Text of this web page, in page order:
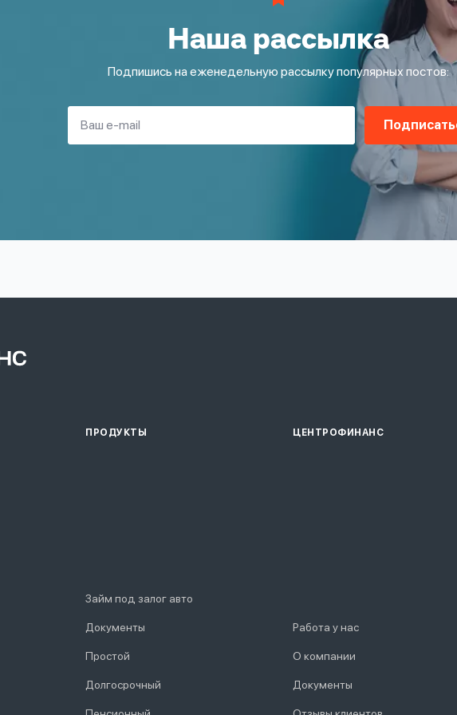
Наша рассылка
Подпишись на еженедельную рассылку популярных постов:
ПРОДУКТЫ
Займ под залог авто
Документы
Простой
Долгосрочный
ЦЕНТРОФИНАНС
Работа у нас
О компании
Документы